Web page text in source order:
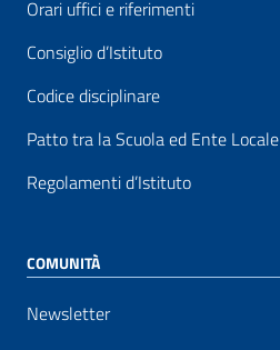
Orari uffici e riferimenti
Consiglio d’Istituto
Codice disciplinare
Patto tra la Scuola ed Ente Locale
Regolamenti d’Istituto
COMUNITÀ
Newsletter